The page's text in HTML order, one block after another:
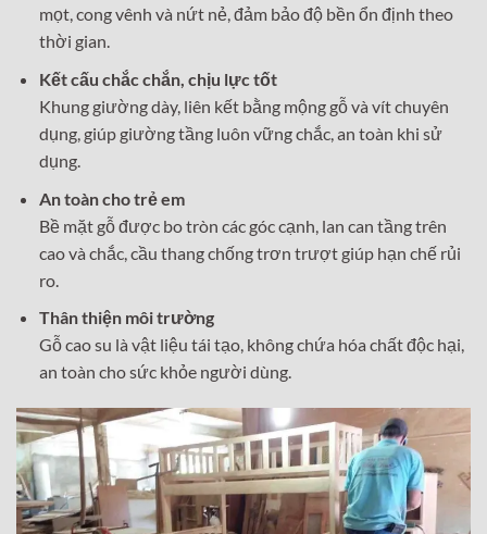
mọt, cong vênh và nứt nẻ, đảm bảo độ bền ổn định theo
thời gian.
Kết cấu chắc chắn, chịu lực tốt
Khung giường dày, liên kết bằng mộng gỗ và vít chuyên
dụng, giúp giường tầng luôn vững chắc, an toàn khi sử
dụng.
An toàn cho trẻ em
Bề mặt gỗ được bo tròn các góc cạnh, lan can tầng trên
cao và chắc, cầu thang chống trơn trượt giúp hạn chế rủi
ro.
Thân thiện môi trường
Gỗ cao su là vật liệu tái tạo, không chứa hóa chất độc hại,
an toàn cho sức khỏe người dùng.